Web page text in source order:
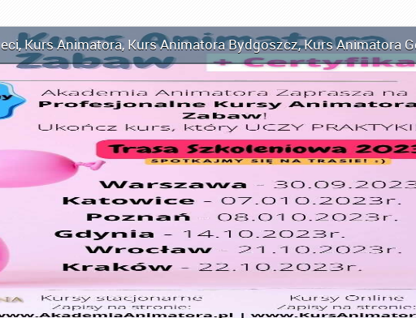
,Kurs Animatora, Kurs Animatora Bydgoszcz,Kurs Animatora